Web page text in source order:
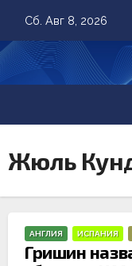
content
Сб. Авг 8, 2026
Жюль
АНГЛИЯ ИСПАНИЯ
Гришин